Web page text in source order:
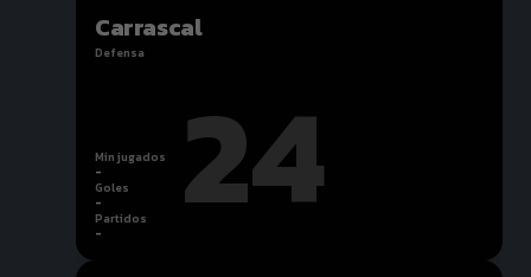
Carrascal
Defensa
Min jugados
-
Goles
-
Partidos
-
24